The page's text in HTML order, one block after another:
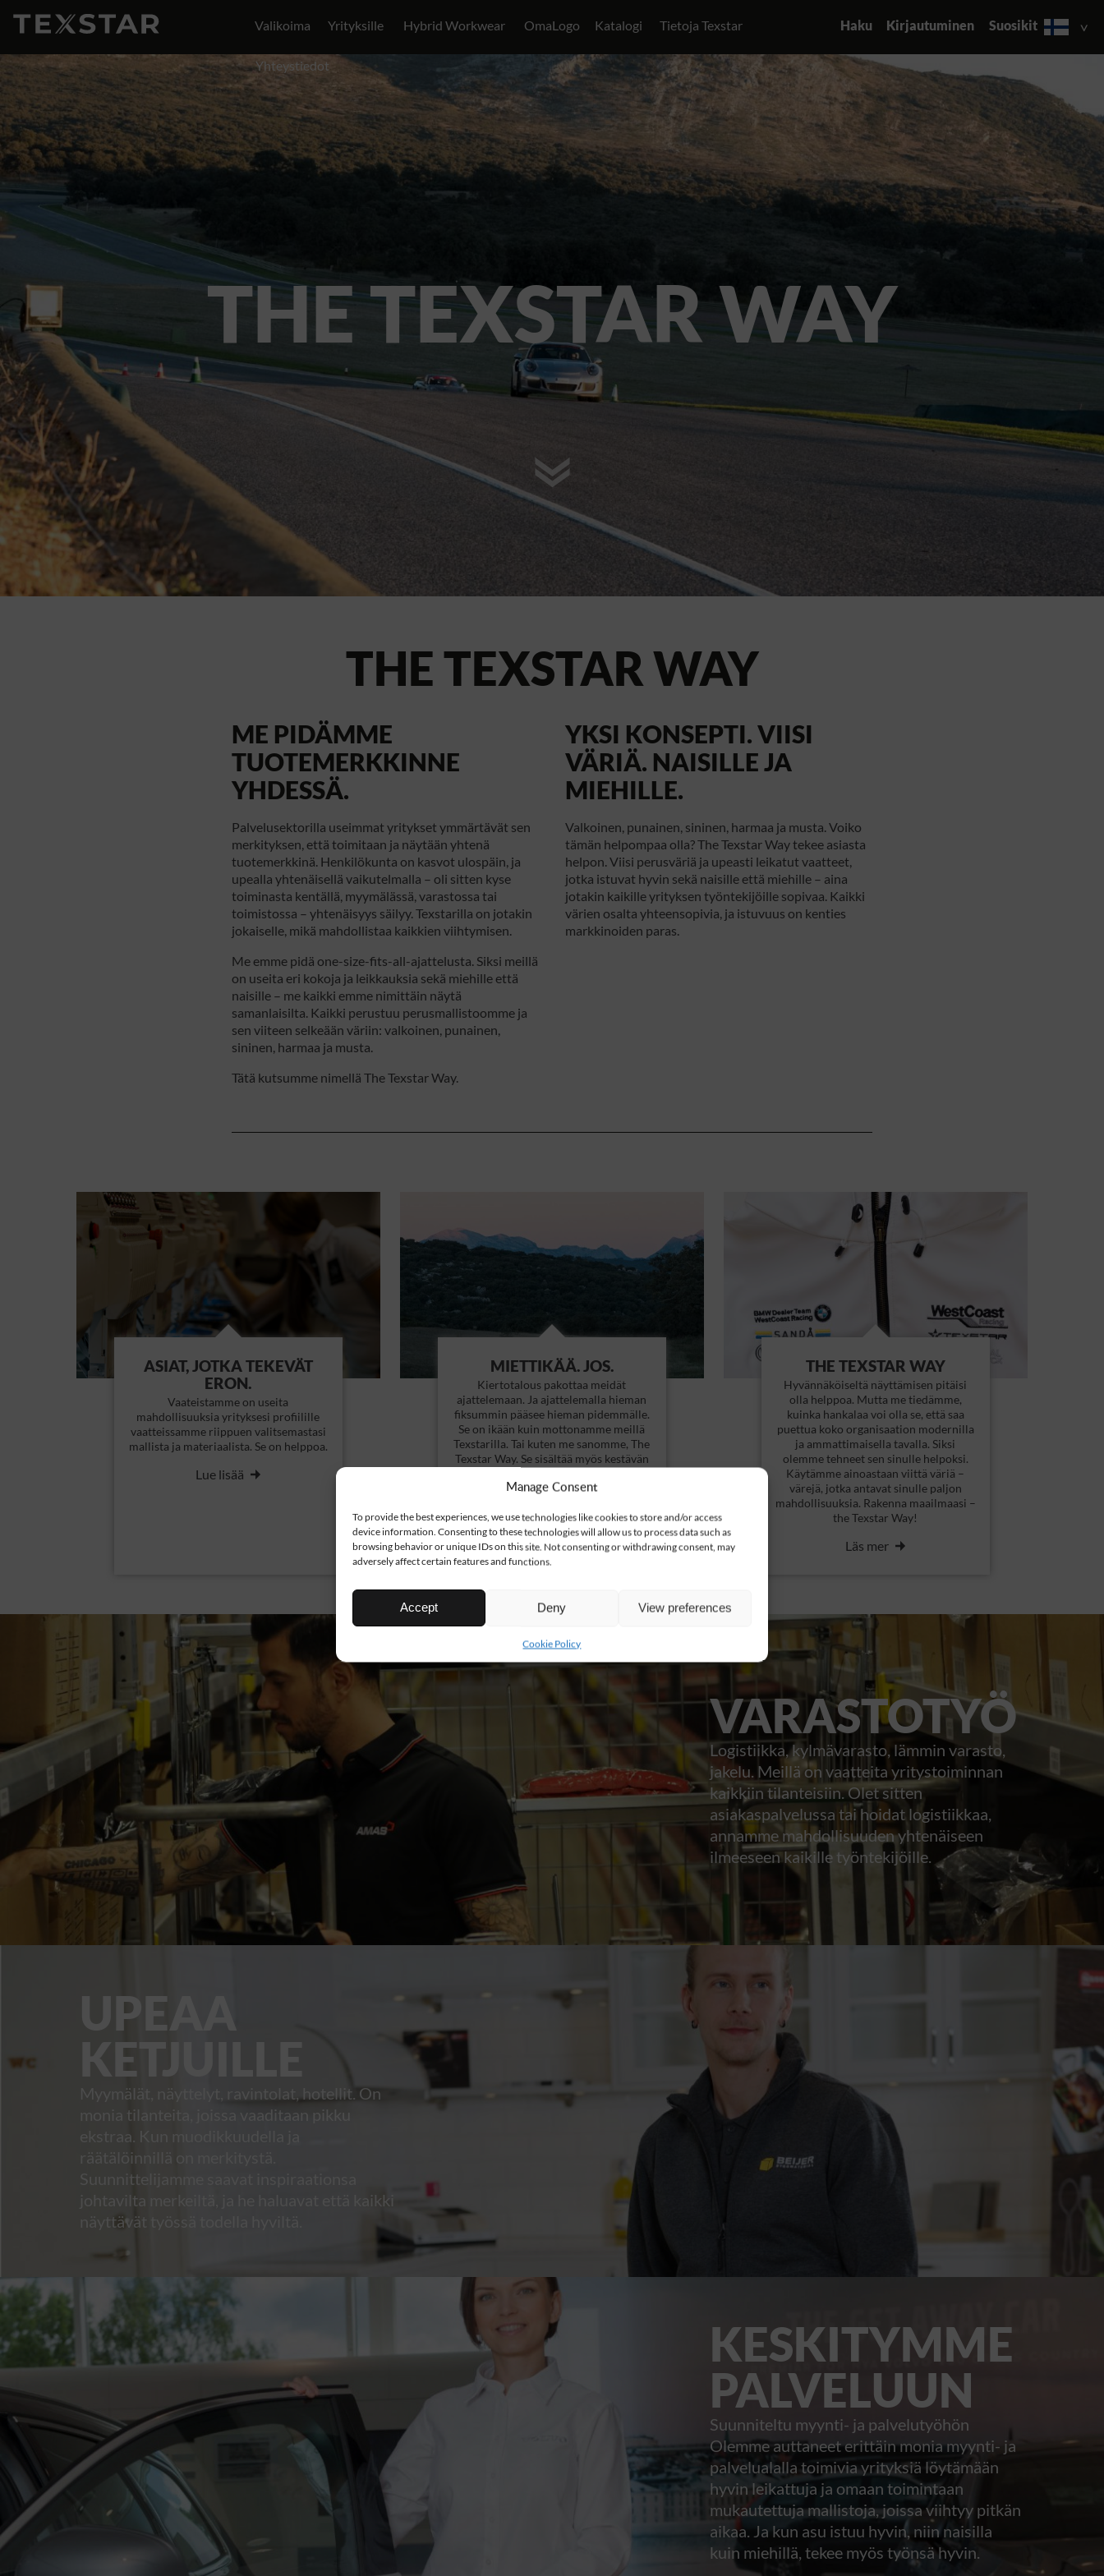
Manage Consent
To provide the best experiences, we use technologies like cookies to store and/or access
device information. Consenting to these technologies will allow us to process data such as
browsing behavior or unique IDs on this site. Not consenting or withdrawing consent, may
adversely affect certain features and functions.
Accept Deny View preferences
Cookie Policy
Valikoima Yrityksille Hybrid Workwear OmaLogo Katalogi Tietoja Texstar
Yhteystiedot
Haku Kirjautuminen Suosikit
THE TEXSTAR WAY
THE TEXSTAR WAY
ME PIDÄMME
TUOTEMERKKINNE
YHDESSÄ.
Palvelusektorilla useimmat yritykset ymmärtävät sen
merkityksen, että toimitaan ja näytään yhtenä
tuotemerkkinä. Henkilökunta on kasvot ulospäin, ja
upealla yhtenäisellä vaikutelmalla – oli sitten kyse
toiminasta kentällä, myymälässä, varastossa tai
toimistossa – yhtenäisyys säilyy. Texstarilla on jotakin
jokaiselle, mikä mahdollistaa kaikkien viihtymisen.
Me emme pidä one-size-fits-all-ajattelusta. Siksi meillä
on useita eri kokoja ja leikkauksia sekä miehille että
naisille – me kaikki emme nimittäin näytä
samanlaisilta. Kaikki perustuu perusmallistoomme ja
sen viiteen selkeään väriin: valkoinen, punainen,
sininen, harmaa ja musta.
Tätä kutsumme nimellä The Texstar Way.
YKSI KONSEPTI. VIISI
VÄRIÄ. NAISILLE JA
MIEHILLE.
Valkoinen, punainen, sininen, harmaa ja musta. Voiko
tämän helpompaa olla? The Texstar Way tekee asiasta
helpon. Viisi perusväriä ja upeasti leikatut vaatteet,
jotka istuvat hyvin sekä naisille että miehille – aina
jotakin kaikille yrityksen työntekijöille sopivaa. Kaikki
värien osalta yhteensopivia, ja istuvuus on kenties
markkinoiden paras.
ASIAT, JOTKA TEKEVÄT
ERON.
Vaateistamme on useita
mahdollisuuksia yrityksesi profiilille
vaatteissamme riippuen valitsemastasi
mallista ja materiaalista. Se on helppoa.
Lue lisää
MIETTIKÄÄ. JOS.
Kiertotalous pakottaa meidät
ajattelemaan. Ja ajattelemalla hieman
fiksummin pääsee hieman pidemmälle.
Se on ikään kuin mottonamme meillä
Texstarilla. Tai kuten me sanomme, The
Texstar Way. Se sisältää myös kestävän
siitä lyhennettä CSR. Me kutsumme sitä
Lue lisää
THE TEXSTAR WAY
Hyvännäköiseltä näyttämisen pitäisi
olla helppoa. Mutta me tiedämme,
kuinka hankalaa voi olla se, että saa
puettua koko organisaation modernilla
ja ammattimaisella tavalla. Siksi
olemme tehneet sen sinulle helpoksi.
Käytämme ainoastaan viittä väriä –
värejä, jotka antavat sinulle paljon
mahdollisuuksia. Rakenna maailmaasi –
the Texstar Way!
Läs mer
VARASTOTYÖ
Logistiikka, kylmävarasto, lämmin varasto,
jakelu. Meillä on vaatteita yritystoiminnan
kaikkiin tilanteisiin. Olet sitten
asiakaspalvelussa tai hoidat logistiikkaa,
annamme mahdollisuuden yhtenäiseen
ilmeeseen kaikille työntekijöille.
UPEAA
KETJUILLE
Myymälät, näyttelyt, ravintolat, hotellit. On
monia tilanteita, joissa vaaditaan pikku
ekstraa. Kun muodikkuudella ja
räätälöinnillä on merkitystä.
Suunnittelijamme saavat inspiraationsa
johtavilta merkeiltä, ja he haluavat että kaikki
näyttävät työssä todella hyviltä.
KESKITYMME
PALVELUUN
Suunniteltu myynti- ja palvelutyöhön
Olemme auttaneet erittäin monia myynti- ja
palvelualalla toimivia yrityksiä löytämään
hyvin leikattuja ja omaan toimintaan
mukautettuja mallistoja, joissa viihtyy pitkän
aikaa. Ja kun asu istuu hyvin, niin naisilla
kuin miehillä, tekee myös työnsä hyvin.